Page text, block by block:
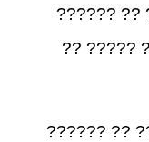
????? ???
???? ??
??